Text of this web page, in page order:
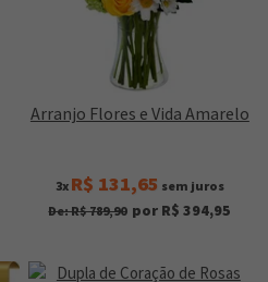
Arranjo Flores e Vida Amarelo
3x R$ 131,65 sem juros
De: R$ 789,90 por R$ 394,95